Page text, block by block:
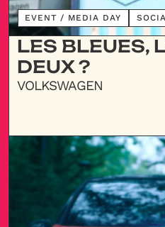
DÉCOUVRIR
EVENT / MEDIA DAY
LES BLEUES,
DEUX ?
VOLKSWAGEN